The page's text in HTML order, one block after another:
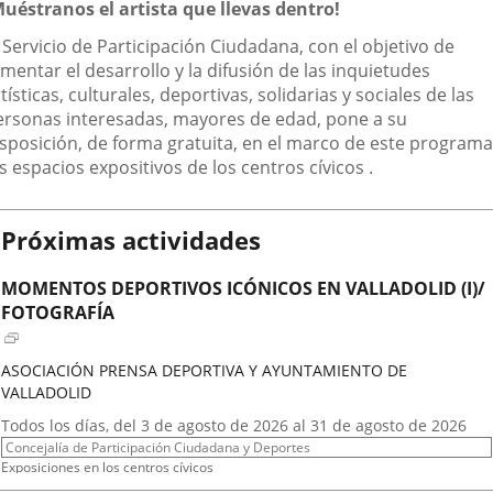
aplicación
externa.
aplicación
externa.
el artista que llevas dentro!
Servicio de Participación Ciudadana, con el objetivo de
el desarrollo y la difusión de las inquietudes
culturales, deportivas, solidarias y sociales de las
interesadas, mayores de edad, pone a su
de forma gratuita, en el marco de este
espacios expositivos de los centros cívicos .
Próximas actividades
MOMENTOS DEPORTIVOS ICÓNICOS EN VALLADOLID (I)/
FOTOGRAFÍA
ASOCIACIÓN PRENSA DEPORTIVA Y AYUNTAMIENTO DE
VALLADOLID
Fechas
del
evento
Todos los días, del 3 de agosto de 2026 al 31 de agosto de 2026
Organizador
de
Concejalía de Participación Ciudadana y Deportes
Programa
Exposiciones en los centros cívicos
Centro Cívico Científico José Antonio Valverde